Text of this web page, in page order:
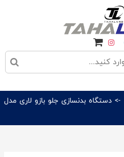
-> دستگاه بدنسازی جلو بازو لاری مدل